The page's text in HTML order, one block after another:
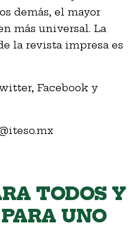
demás, el mayor
más universal. La
la revista impresa es
Facebook y
TODOS Y
UNO